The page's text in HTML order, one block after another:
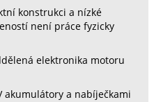
konstrukci a nízké
není práce fyzicky
elektronika motoru
akumulátory a nabíječkami